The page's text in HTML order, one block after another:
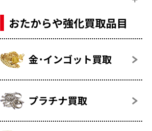
おたからや強化買取品目
金･インゴット買取
プラチナ買取